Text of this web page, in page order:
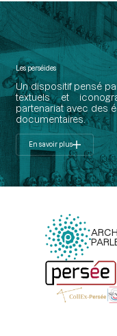
Les perséides
Un dispositif pensé
textuels et
partenariat avec des
documentaires.
En savoir plus